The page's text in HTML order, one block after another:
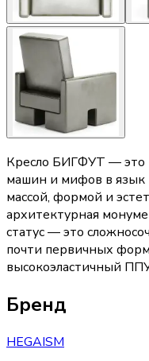
Кресло БИГФУТ — это
машин и мифов в язык
массой, формой и
архитектурная
статус — это
почти первичных
высокоэластичный
Бренд
HEGAISM